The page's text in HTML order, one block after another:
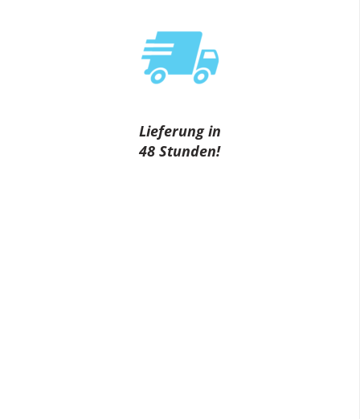
Lieferung in
48 Stunden!